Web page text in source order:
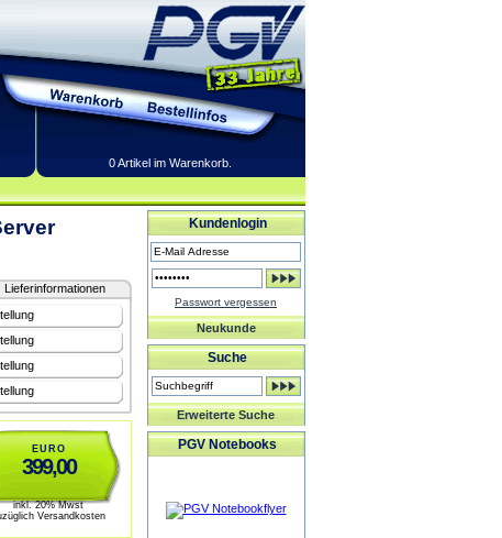
0 Artikel im Warenkorb.
Lieferinformationen
EURO
399,00
inkl. 20% Mwst
Versandkosten
Kundenlogin
Passwort vergessen
Neukunde
Suche
Erweiterte Suche
PGV Notebooks